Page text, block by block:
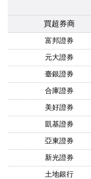
買超券商
富邦證券
元大證券
臺銀證券
合庫證券
美好證券
凱基證券
亞東證券
新光證券
土地銀行